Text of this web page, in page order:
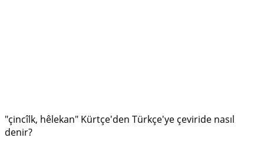
"çincîlk, hêlekan" Kürtçe'den Türkçe'ye çeviride nasıl
denir?